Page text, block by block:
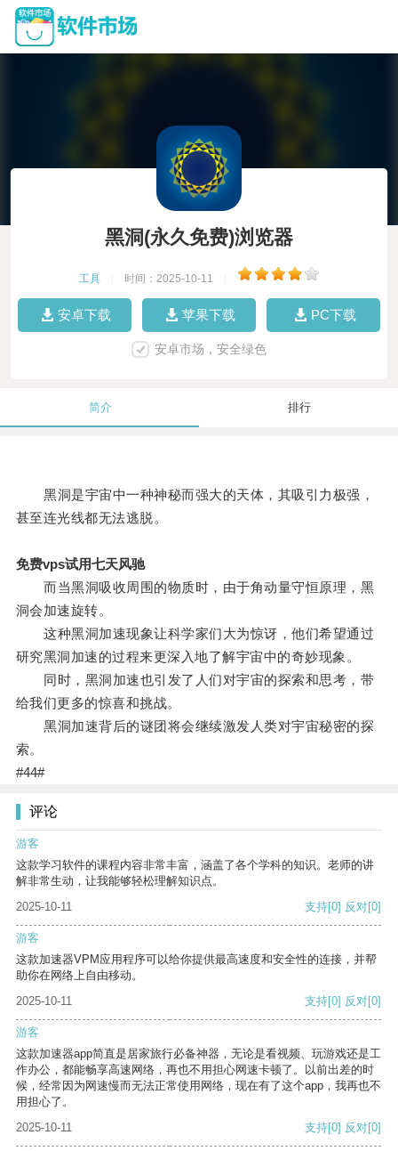
黑洞(永久免费)浏览器
工具 时间：2025-10-11
安卓下载 苹果下载 PC下载
安卓市场，安全绿色
简介 排行
黑洞是宇宙中一种神秘而强大的天体，其吸引力极强，
甚至连光线都无法逃脱。
免费vps试用七天风驰
而当黑洞吸收周围的物质时，由于角动量守恒原理，黑
洞会加速旋转。
这种黑洞加速现象让科学家们大为惊讶，他们希望通过
研究黑洞加速的过程来更深入地了解宇宙中的奇妙现象。
同时，黑洞加速也引发了人们对宇宙的探索和思考，带
给我们更多的惊喜和挑战。
黑洞加速背后的谜团将会继续激发人类对宇宙秘密的探
索。
#44#
评论
游客
这款学习软件的课程内容非常丰富，涵盖了各个学科的知识。老师的讲
解非常生动，让我能够轻松理解知识点。
2025-10-11
支持[0] 反对[0]
游客
这款加速器VPM应用程序可以给你提供最高速度和安全性的连接，并帮
助你在网络上自由移动。
2025-10-11
支持[0] 反对[0]
游客
这款加速器app简直是居家旅行必备神器，无论是看视频、玩游戏还是工
作办公，都能畅享高速网络，再也不用担心网速卡顿了。以前出差的时
候，经常因为网速慢而无法正常使用网络，现在有了这个app，我再也不
用担心了。
2025-10-11
支持[0] 反对[0]